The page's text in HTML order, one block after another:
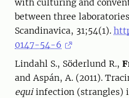
with culturing and
between three
Scandinavica, 31;54(1).
0147-54-6
Lindahl S., Söderlund R.,
and Aspán, A. (2011).
equiinfection (strangles)